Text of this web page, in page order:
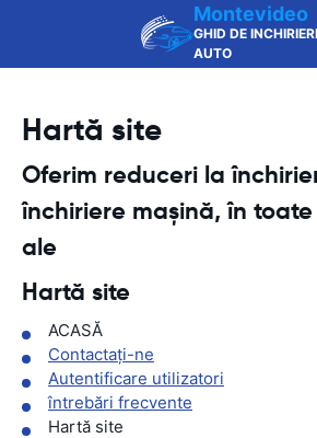
Montevideo
GHID DE INCHIRIERI
AUTO
Hartă site
Oferim reduceri la
închiriere mașină, în
ale
Hartă site
ACASĂ
Contactaţi-ne
Autentificare utilizatori
întrebări frecvente
Hartă site